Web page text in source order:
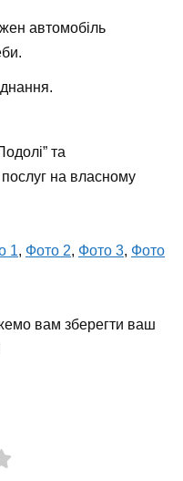
автомобіль
та
на власному
1, Фото 2, Фото 3, Фото
вам зберегти ваш